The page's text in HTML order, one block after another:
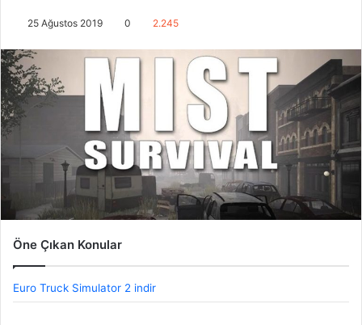
25 Ağustos 2019 0 2.245
Öne Çıkan Konular
Euro Truck Simulator 2 indir